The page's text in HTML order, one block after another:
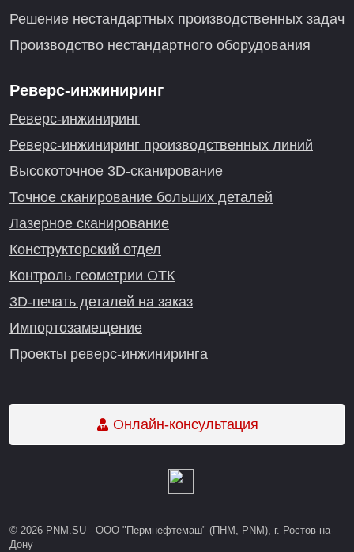
Решение нестандартных производственных задач
Производство нестандартного оборудования
Реверс-инжиниринг
Реверс-инжиниринг
Реверс-инжиниринг производственных линий
Высокоточное 3D-сканирование
Точное сканирование больших деталей
Лазерное сканирование
Конструкторский отдел
Контроль геометрии ОТК
3D-печать деталей на заказ
Импортозамещение
Проекты реверс-инжиниринга
© 2026 PNM.SU - ООО "Пермнефтемаш" (ПНМ, PNM), г. Ростов-на-
Дону
Онлайн-консультация